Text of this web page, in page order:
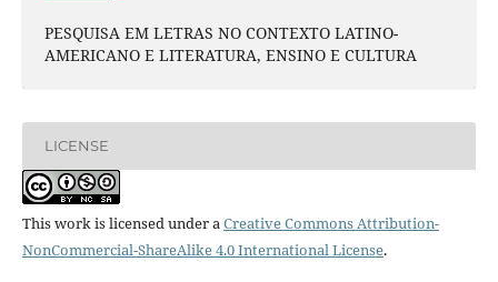
PESQUISA EM LETRAS NO CONTEXTO LATINO-
AMERICANO E LITERATURA, ENSINO E CULTURA
LICENSE
This work is licensed under aCreative Commons Attribution-
NonCommercial-ShareAlike 4.0 International License.